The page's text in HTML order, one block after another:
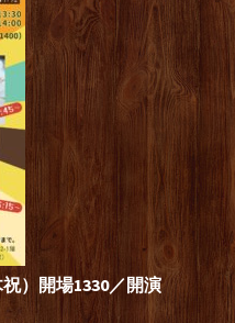
）開場1330／開演